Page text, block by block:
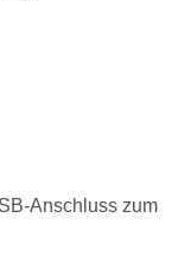
Anschluss zum